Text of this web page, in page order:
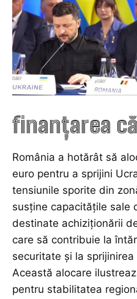
finanțarea
România a hotărât să
euro pentru a sprijini
tensiunile sporite din
susține capacitățile sale
destinate achiziționării
care să contribuie la
securitate și la
Această alocare
pentru stabilitatea